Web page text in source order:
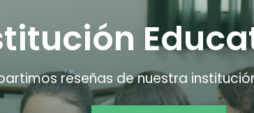
reseñas de nuestra